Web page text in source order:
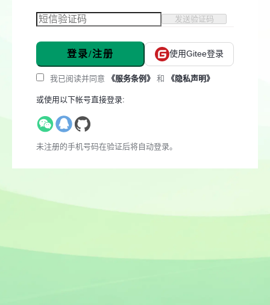
发送验证码
登录/注册 使用Gitee登录
我已阅读并同意 《服务条例》 和 《隐私声明》
或使用以下帐号直接登录:
未注册的手机号码在验证后将自动登录。